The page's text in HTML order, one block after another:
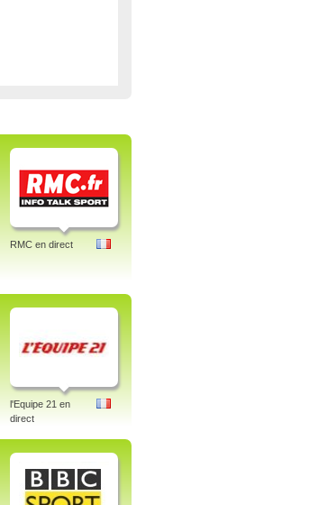
RMC en direct
l'Equipe 21 en
direct